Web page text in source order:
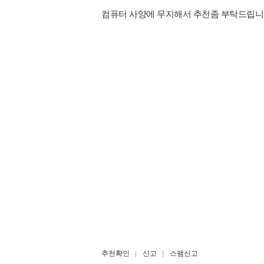
컴퓨터 사양에 무지해서 추천좀 부탁드립
추천확인 신고 스팸신고